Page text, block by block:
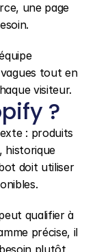
une page
tout en
visiteur.
?
: produits
historique
doit utiliser
qualifier à
précise, il
plutôt